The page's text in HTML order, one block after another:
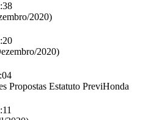
2020)
2020)
Propostas Estatuto PreviHonda